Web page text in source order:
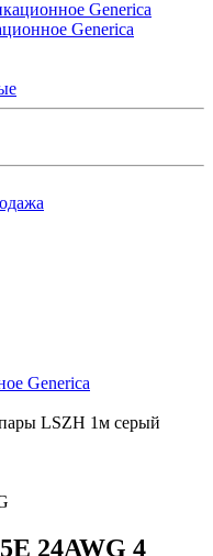
Generica
Generica
LSZH 1м серый
24AWG 4